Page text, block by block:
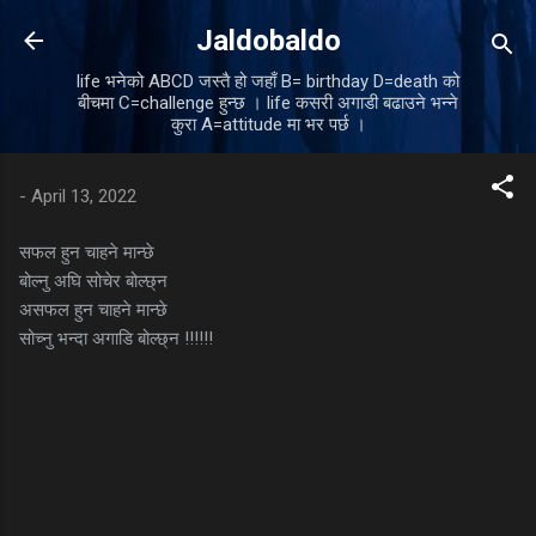
Skip to main content
Jaldobaldo
life भनेको ABCD जस्तै हो जहाँ B= birthday D=death को
बीचमा C=challenge हुन्छ । life कसरी अगाडी बढाउने भन्ने
कुरा A=attitude मा भर पर्छ ।
- April 13, 2022
सफल हुन चाहने मान्छे
बोल्नु अघि सोचेर बोल्छ्न
असफल हुन चाहने मान्छे
सोच्नु भन्दा अगाडि बोल्छ्न !!!!!!